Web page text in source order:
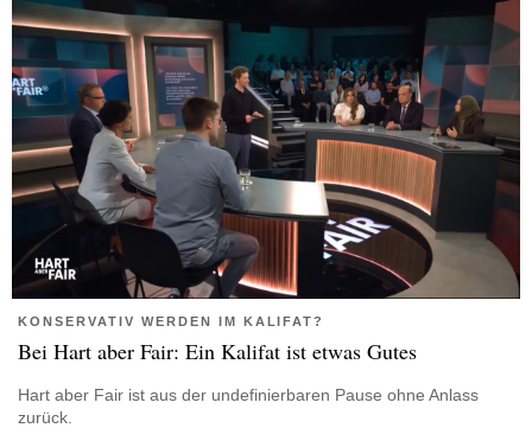
KONSERVATIV WERDEN IM KALIFAT?
Bei Hart aber Fair: Ein Kalifat ist etwas Gutes
Hart aber Fair ist aus der undefinierbaren Pause ohne Anlass
zurück.